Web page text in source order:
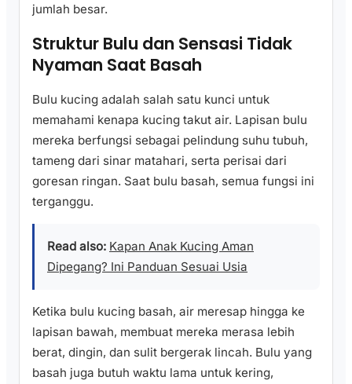
jumlah besar.
Struktur Bulu dan Sensasi Tidak
Nyaman Saat Basah
Bulu kucing adalah salah satu kunci untuk
memahami kenapa kucing takut air. Lapisan bulu
mereka berfungsi sebagai pelindung suhu tubuh,
tameng dari sinar matahari, serta perisai dari
goresan ringan. Saat bulu basah, semua fungsi ini
terganggu.
Read also: Kapan Anak Kucing Aman
Dipegang? Ini Panduan Sesuai Usia
Ketika bulu kucing basah, air meresap hingga ke
lapisan bawah, membuat mereka merasa lebih
berat, dingin, dan sulit bergerak lincah. Bulu yang
basah juga butuh waktu lama untuk kering,